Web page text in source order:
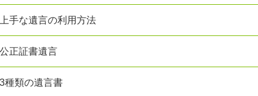
上手な遺言の利用方法
公正証書遺言
3種類の遺言書